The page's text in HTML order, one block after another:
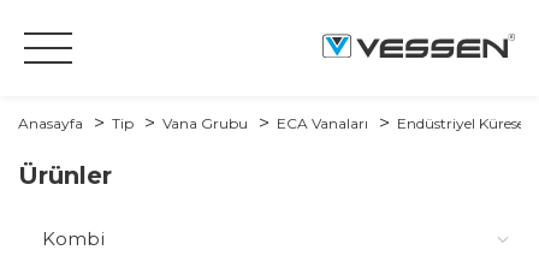
Anasayfa Tip Vana Grubu ECA Vanaları Endüstriyel Küresel
Ürünler
Kombi